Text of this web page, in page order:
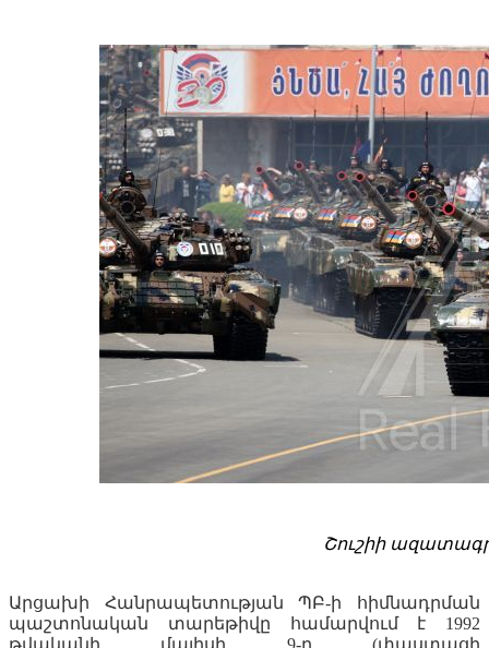
Շուշիի
Արցախի Հանրապետության ՊԲ-ի հիմնադրման
պաշտոնական տարեթիվը համարվում է 1992
թվականի մայիսի 9-ը (փաստացի